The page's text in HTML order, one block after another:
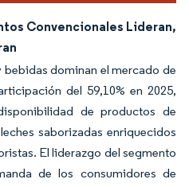
Convencionales Lideran,
dominan el mercado de
del 59,10% en 2025,
de productos de
saborizadas enriquecidos
El liderazgo del segmento
de los consumidores de